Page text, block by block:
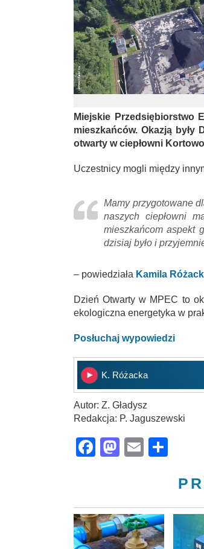
Miejskie Przedsiębiorstwo
mieszkańców. Okazją
otwarty w ciepłowni
Uczestnicy mogli między
Mamy przygotowane
naszych ciepłowni
mieszkańcom aspekt
dzisiaj było i
– powiedziała Kamila
Dzień Otwarty w MPEC to
ekologiczna energetyka w
Posłuchaj wypowiedzi
K. Różacka
Autor: Z. Gładysz
Redakcja: P. Jaguszewski
Facebook
Mastodon
Email